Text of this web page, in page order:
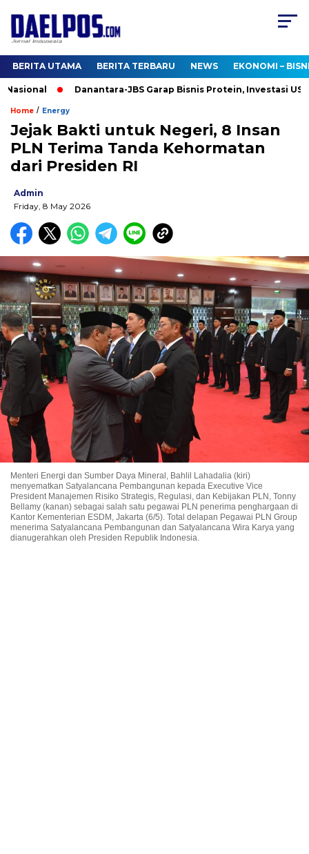
BERITA UTAMA BERITA TERBARU NEWS EKONOMI –
Danantara-JBS Garap Bisnis Protein, Investasi US$2,5
Home / Energy
Jejak Bakti untuk Negeri, 8 Insan
PLN Terima Tanda Kehormatan
dari Presiden RI
Admin
Friday, 8 May 2026
Menteri Energi dan Sumber Daya Mineral, Bahlil Lahadalia (kiri)
menyematkan Satyalancana Pembangunan kepada Executive Vice
President Manajemen Risiko Strategis, Regulasi, dan Kebijakan PLN, Tonny
Bellamy (kanan) sebagai salah satu pegawai PLN penerima penghargaan di
Kantor Kementerian ESDM, Jakarta (6/5). Total delapan Pegawai PLN Group
menerima Satyalancana Pembangunan dan Satyalancana Wira Karya yang
dianugerahkan oleh Presiden Republik Indonesia.